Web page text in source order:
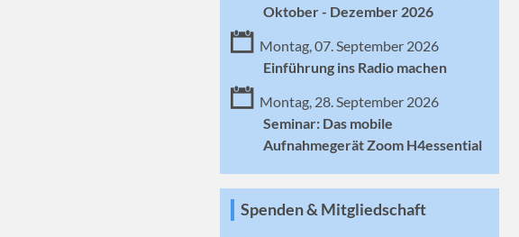
Oktober - Dezember 2026
Montag, 07. September 2026
Einführung ins Radio machen
Montag, 28. September 2026
Seminar: Das mobile
Aufnahmegerät Zoom H4essential
Spenden & Mitgliedschaft